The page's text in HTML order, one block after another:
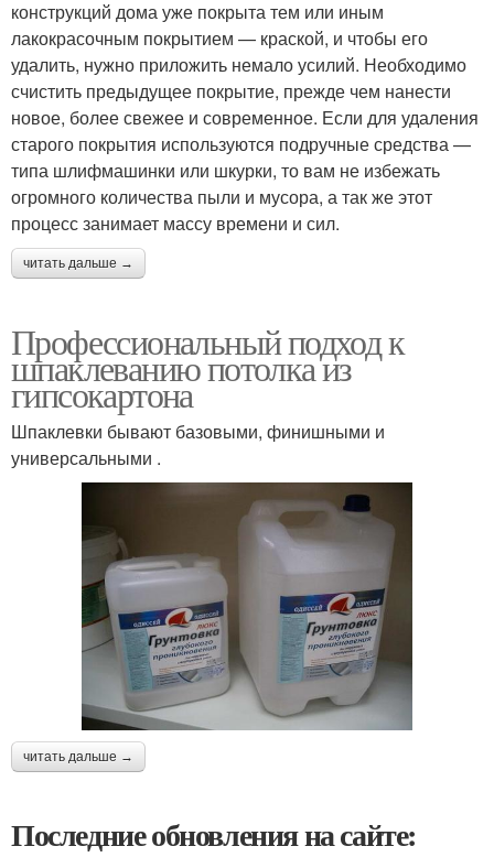
конструкций дома уже покрыта тем или иным
лакокрасочным покрытием — краской, и чтобы его
удалить, нужно приложить немало усилий. Необходимо
счистить предыдущее покрытие, прежде чем нанести
новое, более свежее и современное. Если для удаления
старого покрытия используются подручные средства —
типа шлифмашинки или шкурки, то вам не избежать
огромного количества пыли и мусора, а так же этот
процесс занимает массу времени и сил.
читать дальше →
Профессиональный подход к
шпаклеванию потолка из
гипсокартона
Шпаклевки бывают базовыми, финишными и
универсальными .
читать дальше →
Последние обновления на сайте: